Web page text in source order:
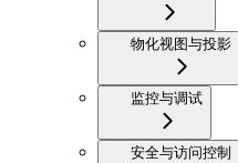
物化视图与投影
监控与调试
安全与访问控制